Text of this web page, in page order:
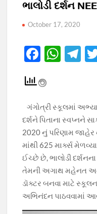
ભાલોડી દર્શન
October 17, 2020
F
e
b
o
o
k
W
s
A
p
p
T
gr
a
m
ગંગોત્રી સ્કૂલમાં
દર્શને પિતાના સ્વપ્નને
2020 નું પરિણામ જાહેર
માંથી 625 માર્ક્સ
ઈચ્છે છે, ભાલોડી
તેમની અગાથ મહેનત અને
ડૉક્ટર બનવા માટે
અભિનંદન પાઠવવામાં